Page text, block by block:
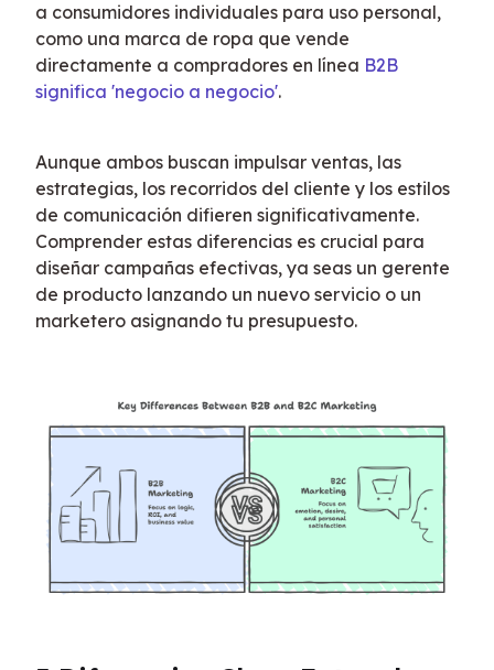
a consumidores individuales para uso personal,
como una marca de ropa que vende
directamente a compradores en línea B2B
significa 'negocio a negocio'.
Aunque ambos buscan impulsar ventas, las
estrategias, los recorridos del cliente y los estilos
de comunicación difieren significativamente.
Comprender estas diferencias es crucial para
diseñar campañas efectivas, ya seas un gerente
de producto lanzando un nuevo servicio o un
marketero asignando tu presupuesto.